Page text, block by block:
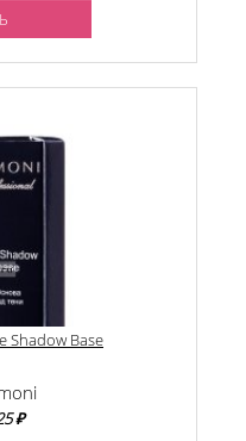
Shadow Base
₽